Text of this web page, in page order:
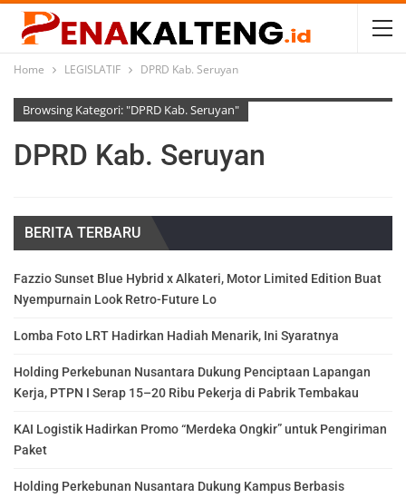
Home LEGISLATIF DPRD Kab. Seruyan
Browsing Kategori: "DPRD Kab. Seruyan"
DPRD Kab. Seruyan
BERITA TERBARU
Fazzio Sunset Blue Hybrid x Alkateri, Motor Limited Edition Buat
Nyempurnain Look Retro-Future Lo
Lomba Foto LRT Hadirkan Hadiah Menarik, Ini Syaratnya
Holding Perkebunan Nusantara Dukung Penciptaan Lapangan
Kerja, PTPN I Serap 15–20 Ribu Pekerja di Pabrik Tembakau
KAI Logistik Hadirkan Promo “Merdeka Ongkir” untuk Pengiriman
Paket
Holding Perkebunan Nusantara Dukung Kampus Berbasis